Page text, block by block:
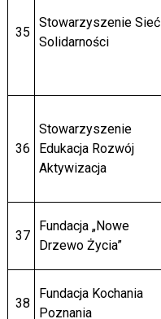
35
Stowarzyszenie Sieć
Solidarności
36
Stowarzyszenie
Edukacja Rozwój
Aktywizacja
37
Fundacja „Nowe
Drzewo Życia”
38
Fundacja Kochania
Poznania